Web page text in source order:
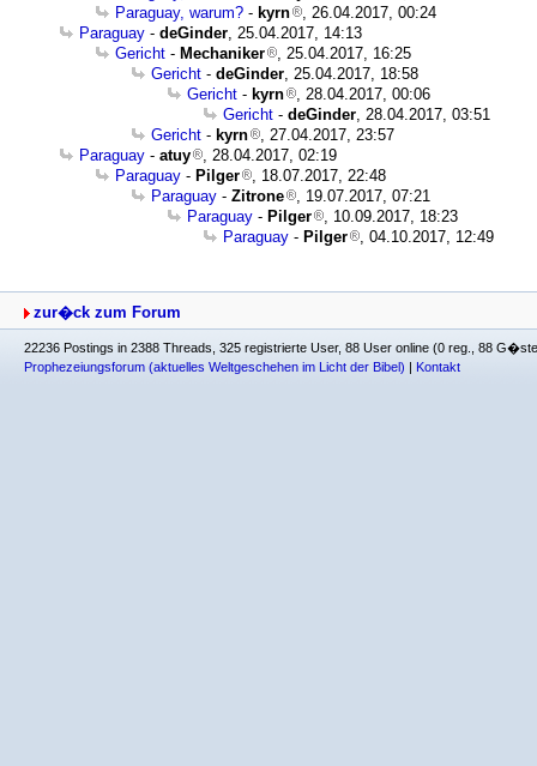
Paraguay, warum? - kyrn
, 26.04.2017, 00:24
Paraguay - deGinder, 25.04.2017, 14:13
Gericht - Mechaniker
, 25.04.2017, 16:25
Gericht - deGinder, 25.04.2017, 18:58
Gericht - kyrn
, 28.04.2017, 00:06
Gericht - deGinder, 28.04.2017, 03:51
Gericht - kyrn
, 27.04.2017, 23:57
Paraguay - atuy
, 28.04.2017, 02:19
Paraguay - Pilger
, 18.07.2017, 22:48
Paraguay - Zitrone
, 19.07.2017, 07:21
Paraguay - Pilger
, 10.09.2017, 18:23
Paraguay - Pilger , 04.10.2017, 12:49
zur�ck zum Forum
22236 Postings in 2388 Threads, 325 registrierte User, 88 User online (0 reg., 88
Prophezeiungsforum (aktuelles Weltgeschehen im Licht der Bibel) | Kontakt